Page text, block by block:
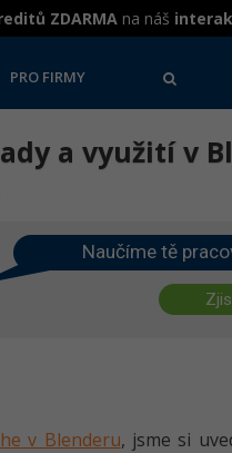
ZDARMA na náš
PRO FIRMY
a využití v
Naučíme tě
v Blenderu, jsme si